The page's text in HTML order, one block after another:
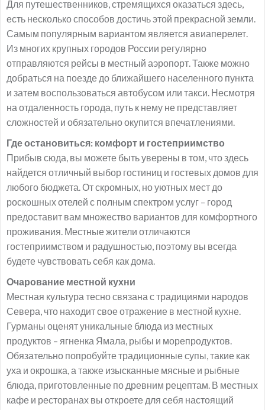
Для путешественников, стремящихся оказаться здесь,
есть несколько способов достичь этой прекрасной земли.
Самым популярным вариантом является авиаперелет.
Из многих крупных городов России регулярно
отправляются рейсы в местный аэропорт. Также можно
добраться на поезде до ближайшего населенного пункта
и затем воспользоваться автобусом или такси. Несмотря
на отдаленность города, путь к нему не представляет
сложностей и обязательно окупится впечатлениями.
Где остановиться: комфорт и гостеприимство
Прибыв сюда, вы можете быть уверены в том, что здесь
найдется отличный выбор гостиниц и гостевых домов для
любого бюджета. От скромных, но уютных мест до
роскошных отелей с полным спектром услуг – город
предоставит вам множество вариантов для комфортного
проживания. Местные жители отличаются
гостеприимством и радушностью, поэтому вы всегда
будете чувствовать себя как дома.
Очарование местной кухни
Местная культура тесно связана с традициями народов
Севера, что находит свое отражение в местной кухне.
Гурманы оценят уникальные блюда из местных
продуктов – ягненка Ямала, рыбы и морепродуктов.
Обязательно попробуйте традиционные супы, такие как
уха и окрошка, а также изысканные мясные и рыбные
блюда, приготовленные по древним рецептам. В местных
кафе и ресторанах вы откроете для себя настоящий